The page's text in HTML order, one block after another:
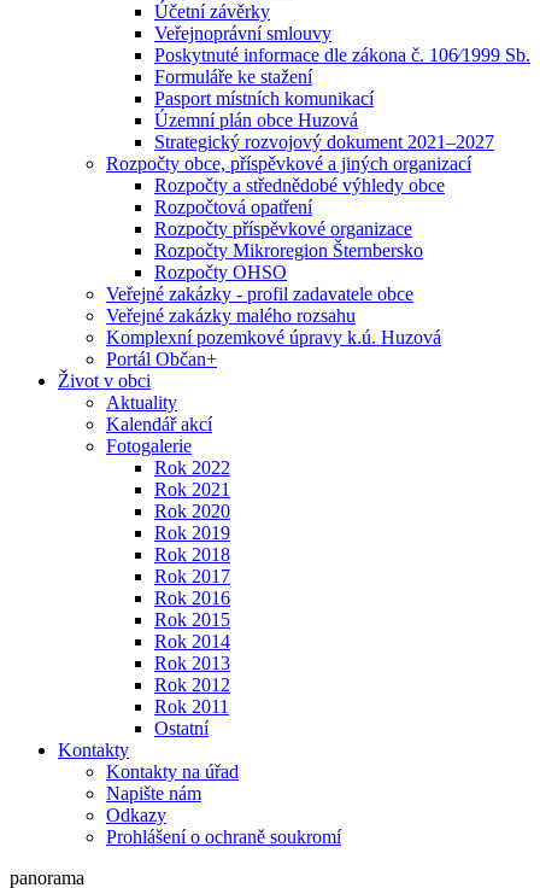
Účetní závěrky
Veřejnoprávní smlouvy
Poskytnuté informace dle zákona č. 106⁄1999 Sb.
Formuláře ke stažení
Pasport místních komunikací
Územní plán obce Huzová
Strategický rozvojový dokument 2021–2027
Rozpočty obce, příspěvkové a jiných organizací
Rozpočty a střednědobé výhledy obce
Rozpočtová opatření
Rozpočty příspěvkové organizace
Rozpočty Mikroregion Šternbersko
Rozpočty OHSO
Veřejné zakázky - profil zadavatele obce
Veřejné zakázky malého rozsahu
Komplexní pozemkové úpravy k.ú. Huzová
Portál Občan+
Život v obci
Aktuality
Kalendář akcí
Fotogalerie
Rok 2022
Rok 2021
Rok 2020
Rok 2019
Rok 2018
Rok 2017
Rok 2016
Rok 2015
Rok 2014
Rok 2013
Rok 2012
Rok 2011
Ostatní
Kontakty
Kontakty na úřad
Napište nám
Odkazy
Prohlášení o ochraně soukromí
panorama